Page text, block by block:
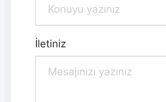
İletiniz